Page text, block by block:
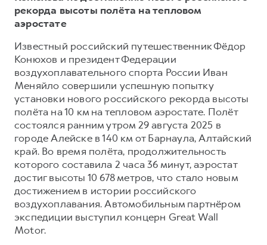
Кредит
КОРПОРАТИВНЫМ КЛИЕНТАМ
Для малого бизнеса
Корпоративным клиентам
Крупным корпоративным клиентам
Система управления автопарком
Сервис для корпоративных клиентов
HAVAL Лизинг
АКСЕССУАРЫ HAVAL
Автомобильные аксессуары
ПОДДЕРЖКА
GWM Безопасность
Гарантия HAVAL
Мобильное приложение GWM
Программа «HAVAL Защита+»
Руководства по эксплуатации
Подписки
АКСЕССУАРЫ HAVAL
Автомобильные аксессуары
Коллекция PRO
Коллекция Базовая
рекорда высоты полёта на тепловом
аэростате
Известный российский путешественник Фёдор
Конюхов и президент Федерации
воздухоплавательного спорта России Иван
Меняйло совершили успешную попытку
установки нового российского рекорда высоты
полёта на 10 км на тепловом аэростате. Полёт
состоялся ранним утром 29 августа 2025 в
городе Алейске в 140 км от Барнаула, Алтайский
край. Во время полёта, продолжительность
которого составила 2 часа 36 минут, аэростат
достиг высоты 10 678 метров, что стало новым
достижением в истории российского
воздухоплавания. Автомобильным партнёром
экспедиции выступил концерн Great Wall
Motor.